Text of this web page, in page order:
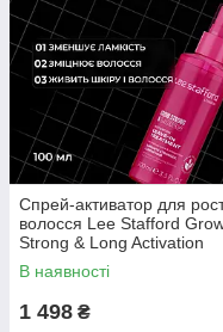
Спрей-активатор для
волосся Lee Stafford
Strong & Long Activation
Leave-In Treatment ,100мл
В наявності
1 498 ₴